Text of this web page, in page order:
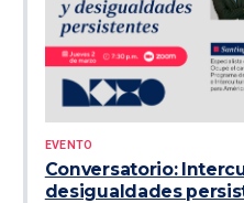
EVENTO
Conversatorio:
desigualdades